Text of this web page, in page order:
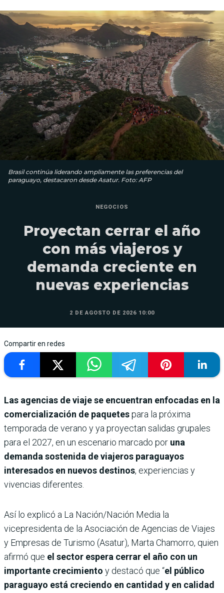
Brasil continúa liderando ampliamente las preferencias del
paraguayo, destacaron desde Asatur. Foto: AFP
NEGOCIOS
Proyectan cerrar el año
con más viajeros y
demanda creciente en
nuevas experiencias
2 DE AGOSTO DE 2026 10:00
Compartir en redes
Las agencias de viaje se encuentran enfocadas en la
comercialización de paquetespara la próxima
temporada de verano y ya proyectan salidas grupales
para el 2027, en un escenario marcado por una
demanda sostenida de viajeros paraguayos
interesados en nuevos destinos, experiencias y
vivencias diferentes.
Así lo explicó a La Nación/Nación Media la
vicepresidenta de la Asociación de Agencias de Viajes
y Empresas de Turismo (Asatur), Marta Chamorro, quien
afirmó que el sector espera cerrar el año con un
importante crecimiento y destacó que “el público
paraguayo está creciendo en cantidad y en calidad